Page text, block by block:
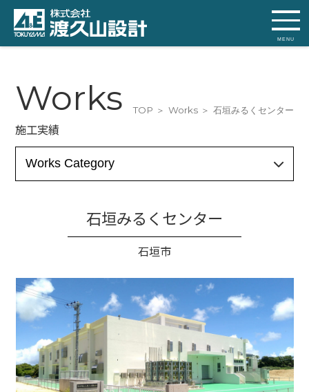
MENU
Works
施工実績
TOP Works 石垣みるくセンター
石垣みるくセンター
石垣市